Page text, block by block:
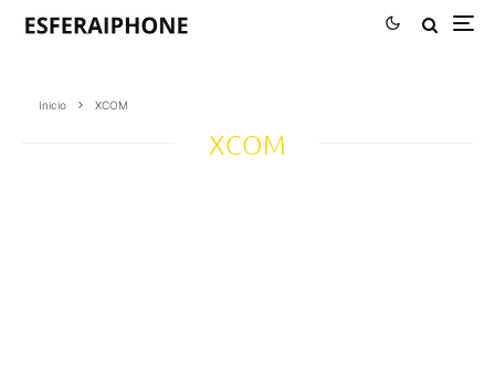
Inicio XCOM
XCOM